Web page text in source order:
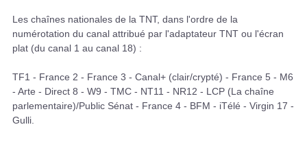
Les chaînes nationales de la TNT, dans l'ordre de la
numérotation du canal attribué par l'adaptateur TNT ou l'écran
plat (du canal 1 au canal 18) :
TF1 - France 2 - France 3 - Canal+ (clair/crypté) - France 5 - M6
- Arte - Direct 8 - W9 - TMC - NT11 - NR12 - LCP (La chaîne
parlementaire)/Public Sénat - France 4 - BFM - iTélé - Virgin 17 -
Gulli.